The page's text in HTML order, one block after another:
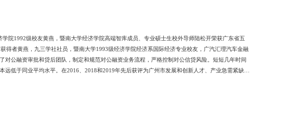
院1992级校友黄燕，暨南大学经济学院高端智库成员、专业硕士生校外导师陆松开荣获广东省五
者黄燕，九三学社社员，暨南大学1993级经济学院经济系国际经济专业校友，广汽汇理汽车金融
公融资审批和贷后团队，制定和规范对公融资业务流程，严格控制对公信贷风险。短短几年时间
低于同业平均水平。在2016、2018和2019年先后获评为广州市发展和创新人才、产业急需紧缺人